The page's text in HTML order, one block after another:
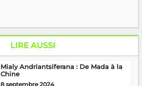
LIRE AUSSI
Mialy Andriantsiferana : De Mada à la
Chine
8 septembre 2024